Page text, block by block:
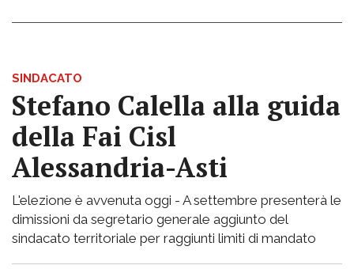
SINDACATO
Stefano Calella alla guida
della Fai Cisl
Alessandria-Asti
L'elezione è avvenuta oggi - A settembre presenterà le
dimissioni da segretario generale aggiunto del
sindacato territoriale per raggiunti limiti di mandato